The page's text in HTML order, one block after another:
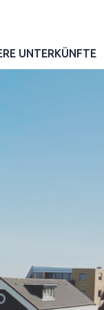
UNTERKÜNFTE